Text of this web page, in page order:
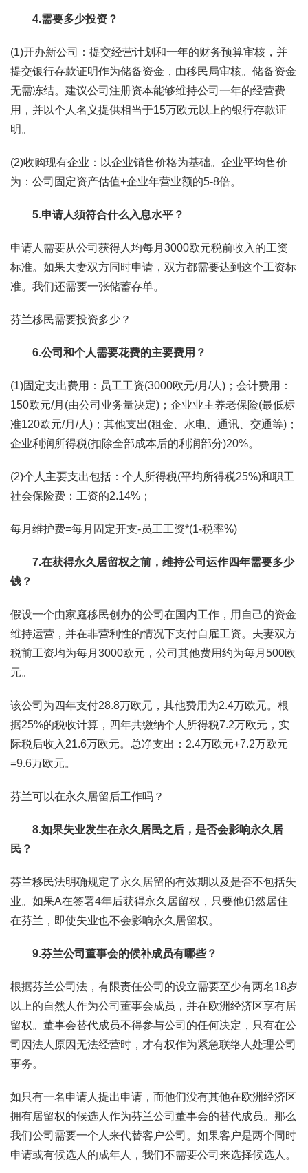
4.需要多少投资？
(1)开办新公司：提交经营计划和一年的财务预算审核，并
提交银行存款证明作为储备资金，由移民局审核。储备资金
无需冻结。建议公司注册资本能够维持公司一年的经营费
用，并以个人名义提供相当于15万欧元以上的银行存款证
明。
(2)收购现有企业：以企业销售价格为基础。企业平均售价
为：公司固定资产估值+企业年营业额的5-8倍。
5.申请人须符合什么入息水平？
申请人需要从公司获得人均每月3000欧元税前收入的工资
标准。如果夫妻双方同时申请，双方都需要达到这个工资标
准。我们还需要一张储蓄存单。
芬兰移民需要投资多少？
6.公司和个人需要花费的主要费用？
(1)固定支出费用：员工工资(3000欧元/月/人)；会计费用：
150欧元/月(由公司业务量决定)；企业业主养老保险(最低标
准120欧元/月/人)；其他支出(租金、水电、通讯、交通等)；
企业利润所得税(扣除全部成本后的利润部分)20%。
(2)个人主要支出包括：个人所得税(平均所得税25%)和职工
社会保险费：工资的2.14%；
每月维护费=每月固定开支-员工工资*(1-税率%)
7.在获得永久居留权之前，维持公司运作四年需要多少
钱？
假设一个由家庭移民创办的公司在国内工作，用自己的资金
维持运营，并在非营利性的情况下支付自雇工资。夫妻双方
税前工资均为每月3000欧元，公司其他费用约为每月500欧
元。
该公司为四年支付28.8万欧元，其他费用为2.4万欧元。根
据25%的税收计算，四年共缴纳个人所得税7.2万欧元，实
际税后收入21.6万欧元。总净支出：2.4万欧元+7.2万欧元
=9.6万欧元。
芬兰可以在永久居留后工作吗？
8.如果失业发生在永久居民之后，是否会影响永久居
民？
芬兰移民法明确规定了永久居留的有效期以及是否不包括失
业。如果A在签署4年后获得永久居留权，只要他仍然居住
在芬兰，即使失业也不会影响永久居留权。
9.芬兰公司董事会的候补成员有哪些？
根据芬兰公司法，有限责任公司的设立需要至少有两名18岁
以上的自然人作为公司董事会成员，并在欧洲经济区享有居
留权。董事会替代成员不得参与公司的任何决定，只有在公
司因法人原因无法经营时，才有权作为紧急联络人处理公司
事务。
如只有一名申请人提出申请，而他们没有其他在欧洲经济区
拥有居留权的候选人作为芬兰公司董事会的替代成员。那么
我们公司需要一个人来代替客户公司。如果客户是两个同时
申请或有候选人的成年人，我们不需要公司来选择候选人。